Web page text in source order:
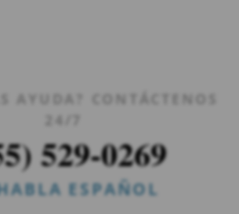
AYUDA? CONTÁCTENOS
24/7
529-0269
ESPAÑOL